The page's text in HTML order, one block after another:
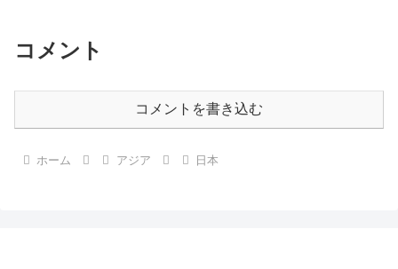
コメント
コメントを書き込む
ホーム アジア 日本